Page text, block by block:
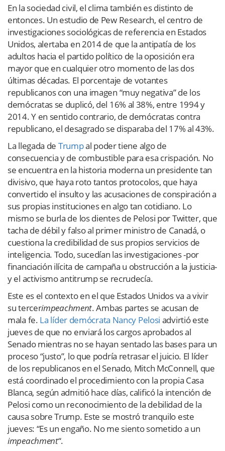
En la sociedad civil, el clima también es distinto de
entonces. Un estudio de Pew Research, el centro de
investigaciones sociológicas de referencia en Estados
Unidos, alertaba en 2014 de que la antipatía de los
adultos hacia el partido político de la oposición era
mayor que en cualquier otro momento de las dos
últimas décadas. El porcentaje de votantes
republicanos con una imagen “muy negativa” de los
demócratas se duplicó, del 16% al 38%, entre 1994 y
2014. Y en sentido contrario, de demócratas contra
republicano, el desagrado se disparaba del 17% al 43%.
La llegada de Trumpal poder tiene algo de
consecuencia y de combustible para esa crispación. No
se encuentra en la historia moderna un presidente tan
divisivo, que haya roto tantos protocolos, que haya
convertido el insulto y las acusaciones de conspiración a
sus propias instituciones en algo tan cotidiano. Lo
mismo se burla de los dientes de Pelosi por Twitter, que
tacha de débil y falso al primer ministro de Canadá, o
cuestiona la credibilidad de sus propios servicios de
inteligencia. Todo, sucedían las investigaciones -por
financiación ilícita de campaña u obstrucción a la justicia-
y el activismo antitrump se recrudecía.
Este es el contexto en el que Estados Unidos va a vivir
su tercerimpeachment. Ambas partes se acusan de
mala fe. La líder demócrata Nancy Pelosi advirtió este
jueves de que no enviará los cargos aprobados al
Senado mientras no se hayan sentado las bases para un
proceso “justo”, lo que podría retrasar el juicio. El líder
de los republicanos en el Senado, Mitch McConnell, que
está coordinado el procedimiento con la propia Casa
Blanca, según admitió hace días, calificó la intención de
Pelosi como un reconocimiento de la debilidad de la
causa sobre Trump. Este se mostró tranquilo este
jueves: “Es un engaño. No me siento sometido a un
impeachment“.